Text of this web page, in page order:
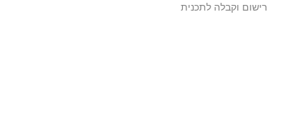
רישום וקבלה לתכנית